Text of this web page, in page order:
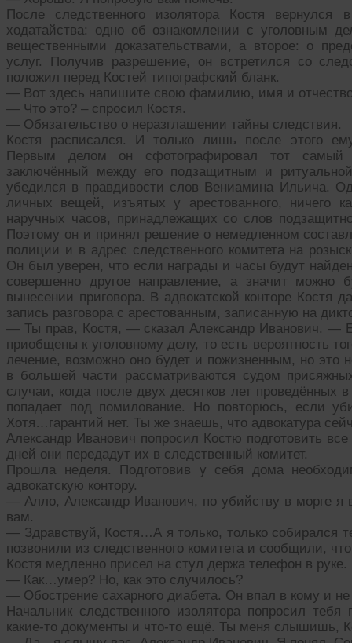
После следственного изолятора Костя
ходатайства: одно об ознакомлении с уголовным
вещественными доказательствами, а второе: о
услуг. Получив разрешение, он встретился со
положил перед Костей типографский бланк.
— Вот здесь напишите свою фамилию, имя и
— Что это? – спросил Костя.
— Обязательство о неразглашении тайны следствия.
Костя расписался. И только лишь после этого
Первым делом он сфотографировал тот самый
заключённый между его подзащитным и
убедился в правдивости слов Вениамина Ильича.
личных вещей, изъятых у арестованного, ничего
наручных часов, принадлежащих со слов
Поэтому он и принял решение о немедленном
полиции и в адрес следственного комитета на
Он был уверен, что если награды и часы будут
совершенно другое направление, а значит можно
вынесении приговора. В адвокатской конторе Костя
запись разговора с арестованным, записанную на
— Ты прав, Костя, — сказал Александр Иванович. —
приобщены к уголовному делу, то есть вероятность
лечение, возможно оно будет и пожизненным, но
в большей части рассматриваются судом
случаи, когда после двух десятков лет проведённых
попадает под помилование. Но повторюсь, если
Хотя…гарантий нет. Ты же знаешь, что адвокатура
Александр Иванович попросил Костю подготовить
дней они передадут их в следственный комитет.
Прошла неделя. Подготовив у себя дома
адвокатскую контору.
— Алло, Александр Иванович, по убийству в морге я
вам.
— Здравствуй, Костя…А я только, только
позвонили из следственного комитета и сообщили,
Костя медленно присел на стул держа телефон в руке.
— Как…умер? Но, как это случилось?
— Обострение сахарного диабета. Он впал в кому и
Начальник следственного изолятора попросил
какие-то документы и что-то ещё. Ты меня слышишь,